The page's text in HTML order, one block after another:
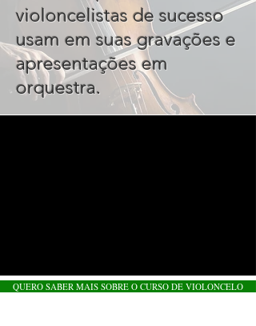
violoncelistas de sucesso
usam em suas gravações e
apresentações em
orquestra.
QUERO SABER MAIS SOBRE O CURSO DE VIOLONCELO